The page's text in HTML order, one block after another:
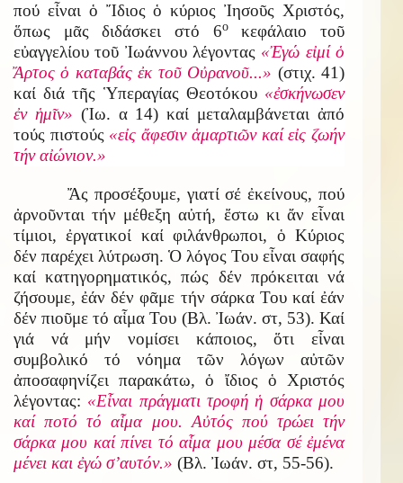
πού εἶναι ὁ Ἴδιος ὁ κύριος Ἰησοῦς Χριστός,
ὅπως μᾶς διδάσκει στό 6οκεφάλαιο τοῦ
εὐαγγελίου τοῦ Ἰωάννου λέγοντας «Ἐγώ εἰμί ὁ
Ἄρτος ὁ καταβάς ἐκ τοῦ Οὐρανοῦ...» (στιχ. 41)
καί διά τῆς Ὑπεραγίας Θεοτόκου «ἐσκήνωσεν
ἐν ἡμῖν» (Ἰω. α 14) καί μεταλαμβάνεται ἀπό
τούς πιστούς «εἰς ἄφεσιν ἁμαρτιῶν καί εἰς ζωήν
τήν αἰώνιον.»
Ἄς προσέξουμε, γιατί σέ ἐκείνους, πού
ἀρνοῦνται τήν μέθεξη αὐτή, ἔστω κι ἄν εἶναι
τίμιοι, ἐργατικοί καί φιλάνθρωποι, ὁ Κύριος
δέν παρέχει λύτρωση. Ὁ λόγος Του εἶναι σαφής
καί κατηγορηματικός, πώς δέν πρόκειται νά
ζήσουμε, ἐάν δέν φᾶμε τήν σάρκα Του καί ἐάν
δέν πιοῦμε τό αἷμα Του (Βλ. Ἰωάν. στ, 53). Καί
γιά νά μήν νομίσει κάποιος, ὅτι εἶναι
συμβολικό τό νόημα τῶν λόγων αὐτῶν
ἀποσαφηνίζει παρακάτω, ὁ ἴδιος ὁ Χριστός
λέγοντας: «Εἶναι πράγματι τροφή ἡ σάρκα μου
καί ποτό τό αἷμα μου. Αὐτός πού τρώει τήν
σάρκα μου καί πίνει τό αἷμα μου μέσα σέ ἐμένα
μένει και ἐγώ σ’αυτόν.» (Βλ. Ἰωάν. στ, 55-56).